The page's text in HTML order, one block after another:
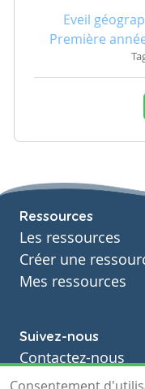
Eveil
Première
Ressources
Les ressources
Créer une
Mes ressources
Suivez-nous
Contactez-nous
Soutien scolaire